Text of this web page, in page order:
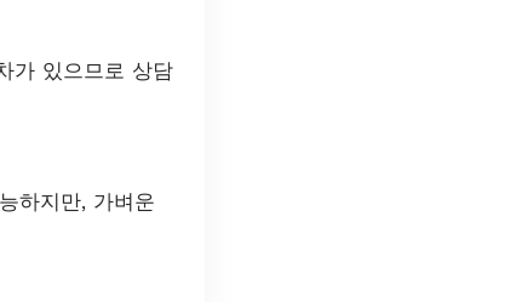
가 있으므로 상담
하지만, 가벼운